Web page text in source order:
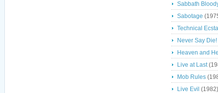
Sabbath
Sabotage
Technical
Never Say Die!
Heaven and
Live at Last
Mob Rules
Live Evil (1982)